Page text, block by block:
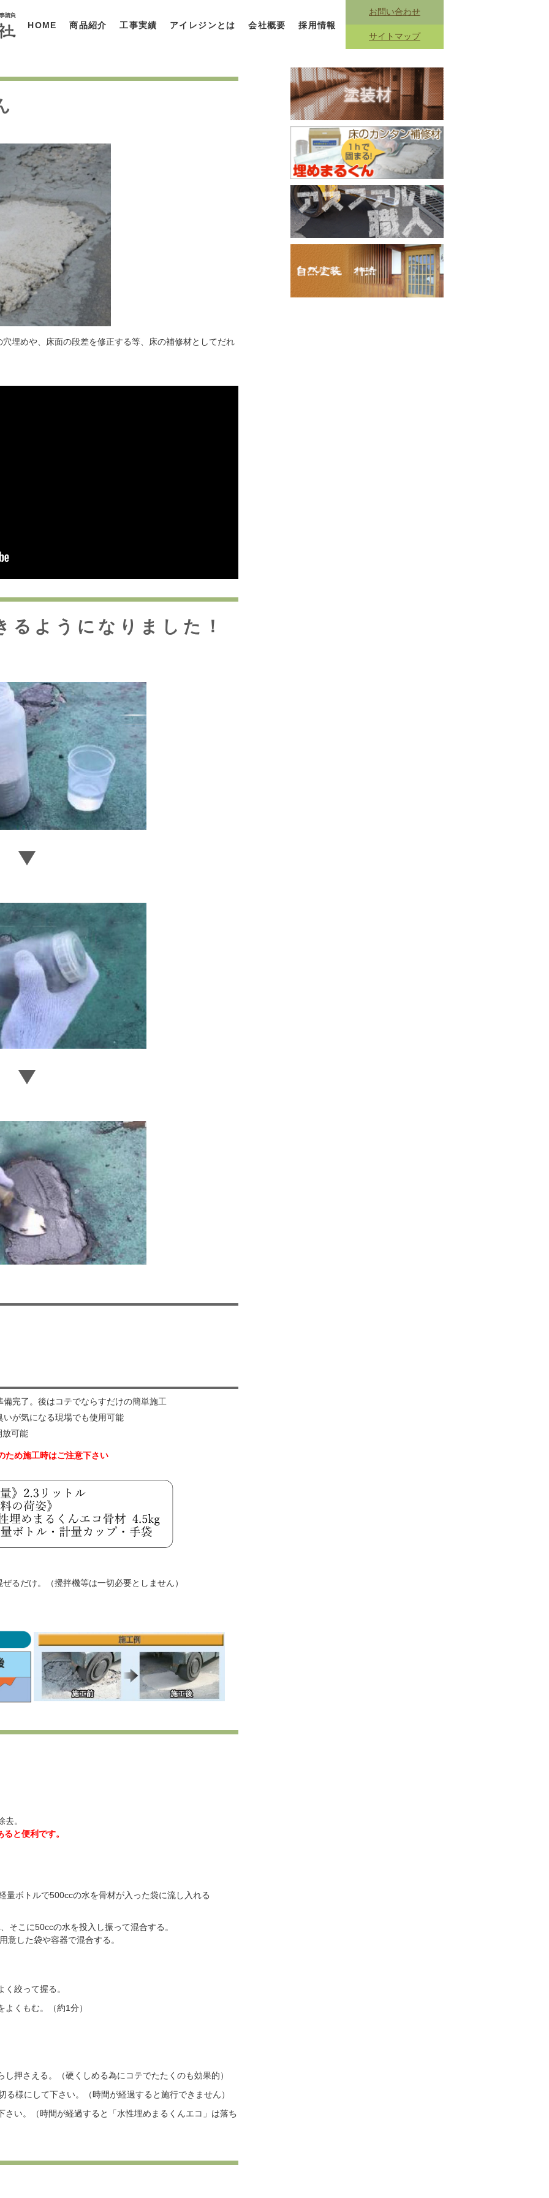
HOME 商品紹介 工事実績 アイレジンとは 会社概要 採用情報
お問い合わせ
サイトマップ
埋めや、床面の段差を修正する等、床の補修材としてだれ
るようになりました！
完了。後はコテでならすだけの簡単施工
いが気になる現場でも使用可能
放可能
ため施工時はご注意下さい
るだけ。（攪拌機等は一切必要としません）
。
と便利です。
量ボトルで500ccの水を骨材が入った袋に流し入れる
そこに50ccの水を投入し振って混合する。
意した袋や容器で混合する。
絞って握る。
くもむ。（約1分）
押さえる。（硬くしめる為にコテでたたくのも効果的）
る様にして下さい。（時間が経過すると施行できません）
い。（時間が経過すると「水性埋めまるくんエコ」は落ち